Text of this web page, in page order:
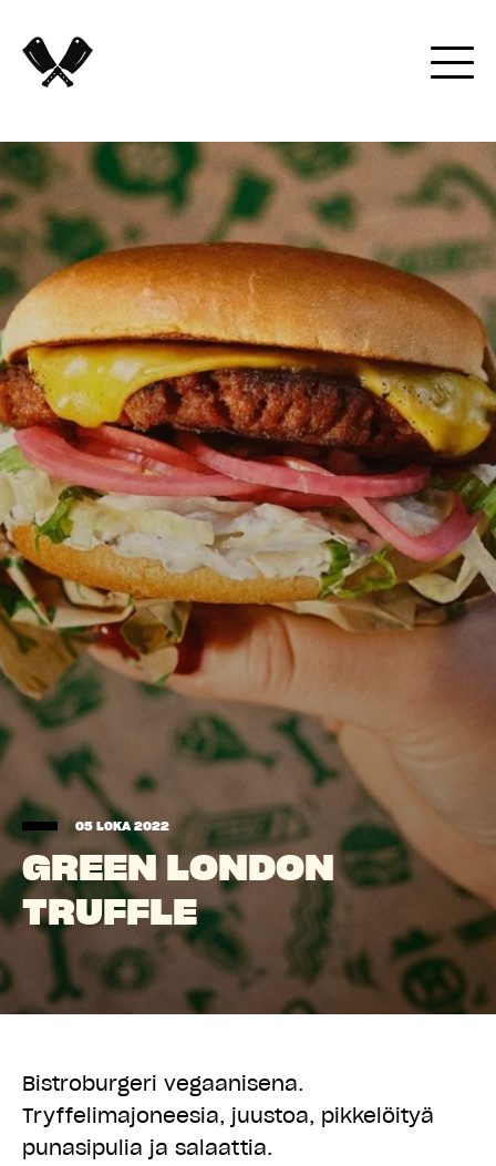
05 LOKA 2022
GREEN LONDON
TRUFFLE
Bistroburgeri vegaanisena.
Tryffelimajoneesia, juustoa, pikkelöityä
punasipulia ja salaattia.